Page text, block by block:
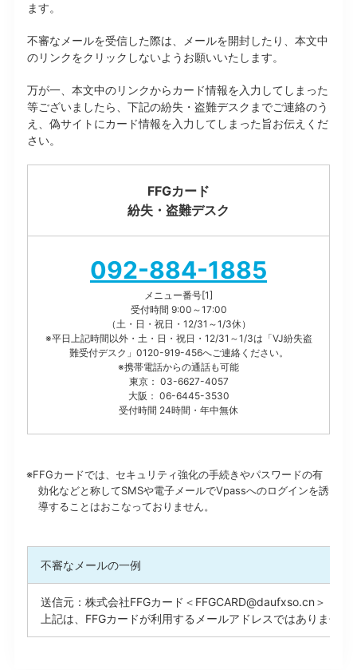
ます。
不審なメールを受信した際は、メールを開封したり、本文中
のリンクをクリックしないようお願いいたします。
万が一、本文中のリンクからカード情報を入力してしまった
等ございましたら、下記の紛失・盗難デスクまでご連絡のう
え、偽サイトにカード情報を入力してしまった旨お伝えくだ
さい。
FFGカード
紛失・盗難デスク
092-884-1885
メニュー番号[1]
受付時間 9:00～17:00
（土・日・祝日・12/31～1/3休）
※平日上記時間以外・土・日・祝日・12/31～1/3は「VJ紛失盗
難受付デスク」0120-919-456へご連絡ください。
※携帯電話からの通話も可能
東京： 03-6627-4057
大阪： 06-6445-3530
受付時間 24時間・年中無休
※FFGカードでは、セキュリティ強化の手続きやパスワードの有
効化などと称してSMSや電子メールでVpassへのログインを誘
導することはおこなっておりません。
不審なメールの一例
送信元：株式会社FFGカード＜FFGCARD@daufxso.cn＞
上記は、FFGカードが利用するメールアドレスではありません